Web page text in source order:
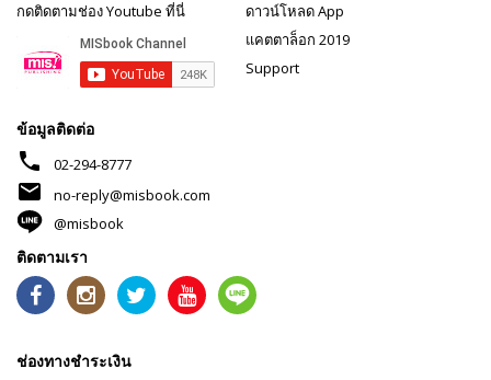
กดติดตามช่อง Youtube ที่นี่
ดาวน์โหลด App
แคตตาล็อก 2019
Support
ข้อมูลติดต่อ
phone 02-294-8777
mail
no-reply@misbook.com
@misbook
ติดตามเรา
ช่องทางชำระเงิน